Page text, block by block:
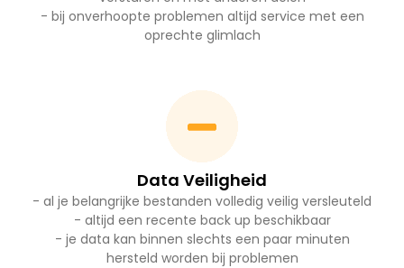
- bij onverhoopte problemen altijd service met een
oprechte glimlach
Data Veiligheid
- al je belangrijke bestanden volledig veilig versleuteld
- altijd een recente back up beschikbaar
- je data kan binnen slechts een paar minuten
hersteld worden bij problemen